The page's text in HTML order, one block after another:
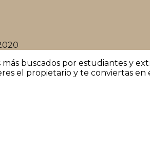
buscados por estudiantes y
el propietario y te conviertas